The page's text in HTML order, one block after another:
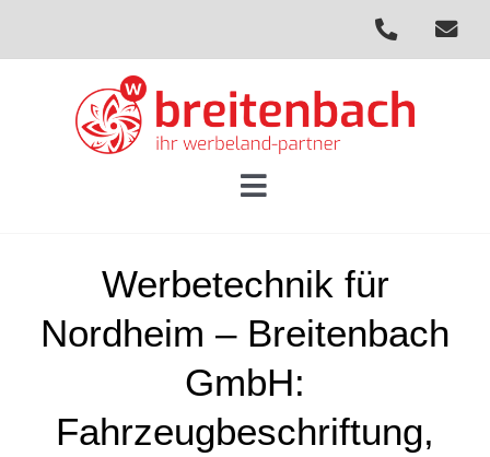
Toggle
Partner-Profil
Werbetechnik für
Nordheim – Breitenbach
GmbH:
Fahrzeugbeschriftung,